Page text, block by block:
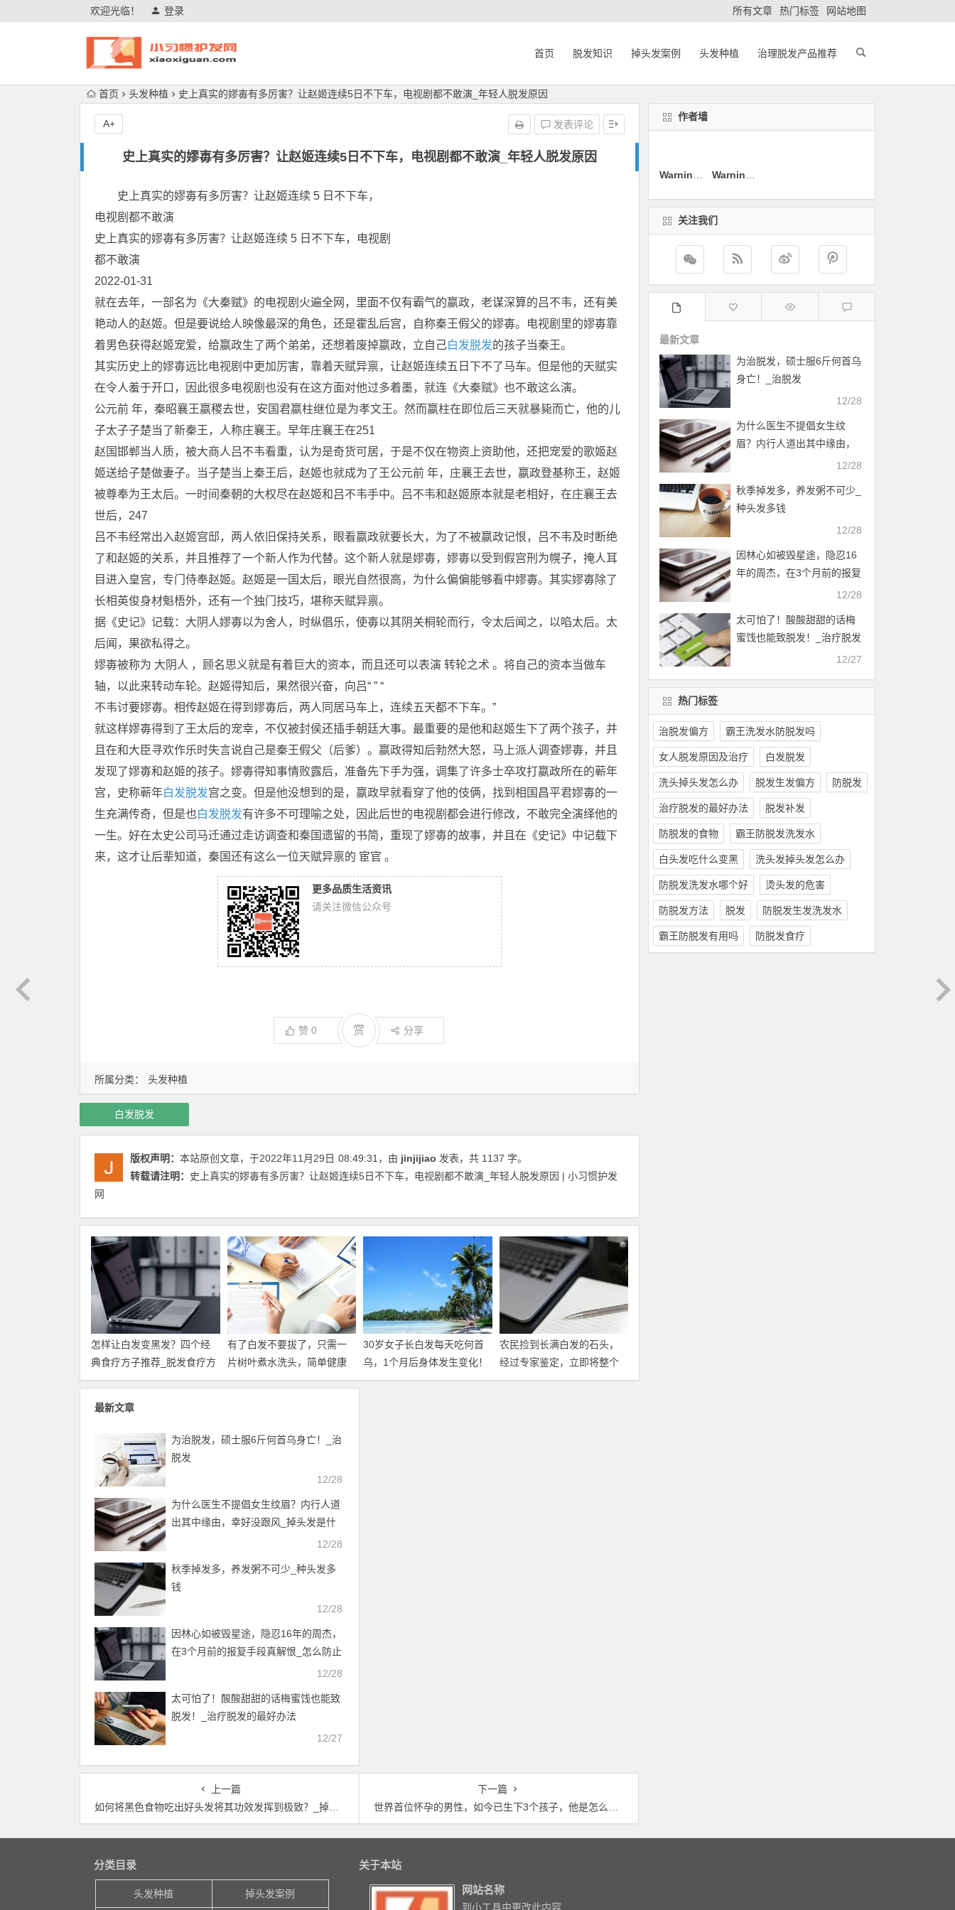
欢迎光临！ 登录 所有文章 热门标签 网站地图
首页 脱发知识 掉头发案例 头发种植 治理脱发产品推荐
首页 头发种植 史上真实的嫪毐有多厉害？让赵姬连续5日不下车，电视剧都不敢演_年轻人脱发原因
史上真实的嫪毐有多厉害？让赵姬连续5日不下车，电视剧都不敢演_年轻人脱发原因
发表评论
A+
所属分类： 头发种植
史上真实的嫪毐有多厉害？让赵姬连续 5 日不下车，
电视剧都不敢演
史上真实的嫪毐有多厉害？让赵姬连续 5 日不下车，电视剧
都不敢演
2022-01-31
就在去年，一部名为《大秦赋》的电视剧火遍全网，里面不仅有霸气的嬴政，老谋深算的吕不韦，还有美
艳动人的赵姬。但是要说给人映像最深的角色，还是霍乱后宫，自称秦王假父的嫪毐。电视剧里的嫪毐靠
着男色获得赵姬宠爱，给嬴政生了两个弟弟，还想着废掉嬴政，立自己白发脱发的孩子当秦王。
其实历史上的嫪毐远比电视剧中更加厉害，靠着天赋异禀，让赵姬连续五日下不了马车。但是他的天赋实
在令人羞于开口，因此很多电视剧也没有在这方面对他过多着墨，就连《大秦赋》也不敢这么演。
公元前 年，秦昭襄王嬴稷去世，安国君嬴柱继位是为孝文王。然而嬴柱在即位后三天就暴毙而亡，他的儿
子太子子楚当了新秦王，人称庄襄王。早年庄襄王在251
赵国邯郸当人质，被大商人吕不韦看重，认为是奇货可居，于是不仅在物资上资助他，还把宠爱的歌姬赵
姬送给子楚做妻子。当子楚当上秦王后，赵姬也就成为了王公元前 年，庄襄王去世，嬴政登基称王，赵姬
被尊奉为王太后。一时间秦朝的大权尽在赵姬和吕不韦手中。吕不韦和赵姬原本就是老相好，在庄襄王去
世后，247
吕不韦经常出入赵姬宫邸，两人依旧保持关系，眼看嬴政就要长大，为了不被嬴政记恨，吕不韦及时断绝
了和赵姬的关系，并且推荐了一个新人作为代替。这个新人就是嫪毐，嫪毐以受到假宫刑为幌子，掩人耳
目进入皇宫，专门侍奉赵姬。赵姬是一国太后，眼光自然很高，为什么偏偏能够看中嫪毐。其实嫪毐除了
长相英俊身材魁梧外，还有一个独门技巧，堪称天赋异禀。
据《史记》记载：大阴人嫪毐以为舍人，时纵倡乐，使毐以其阴关桐轮而行，令太后闻之，以啗太后。太
后闻，果欲私得之。
嫪毐被称为 大阴人 ，顾名思义就是有着巨大的资本，而且还可以表演 转轮之术 。将自己的资本当做车
轴，以此来转动车轮。赵姬得知后，果然很兴奋，向吕“ ” “
不韦讨要嫪毐。相传赵姬在得到嫪毐后，两人同居马车上，连续五天都不下车。”
就这样嫪毐得到了王太后的宠幸，不仅被封侯还插手朝廷大事。最重要的是他和赵姬生下了两个孩子，并
且在和大臣寻欢作乐时失言说自己是秦王假父（后爹）。嬴政得知后勃然大怒，马上派人调查嫪毐，并且
发现了嫪毐和赵姬的孩子。嫪毐得知事情败露后，准备先下手为强，调集了许多士卒攻打嬴政所在的蕲年
宫，史称蕲年白发脱发宫之变。但是他没想到的是，嬴政早就看穿了他的伎俩，找到相国昌平君嫪毐的一
生充满传奇，但是也白发脱发有许多不可理喻之处，因此后世的电视剧都会进行修改，不敢完全演绎他的
一生。好在太史公司马迁通过走访调查和秦国遗留的书简，重现了嫪毐的故事，并且在《史记》中记载下
来，这才让后辈知道，秦国还有这么一位天赋异禀的 宦官 。
更多品质生活资讯
请关注微信公众号
赞 0 赏 分享
白发脱发
版权声明： 本站原创文章，于2022年11月29日 08:49:31，由 jinjijiao 发表，共 1137 字。
转载请注明： 史上真实的嫪毐有多厉害？让赵姬连续5日不下车，电视剧都不敢演_年轻人脱发原因 | 小习惯护发
网
怎样让白发变黑发？四个经
典食疗方子推荐_脱发食疗方
有了白发不要拔了，只需一
片树叶煮水洗头，简单健康
效果还好！_白发脱发
30岁女子长白发每天吃何首
乌，1个月后身体发生变化！
_白发脱发
农民捡到长满白发的石头，
经过专家鉴定，立即将整个
村子封锁_白发脱发
最新文章
为治脱发，硕士服6斤何首乌身亡！_治
脱发
12/28
为什么医生不提倡女生纹眉？内行人道
出其中缘由，幸好没跟风_掉头发是什
12/28
秋季掉发多，养发粥不可少_种头发多
钱
12/28
因林心如被毁星途，隐忍16年的周杰，
在3个月前的报复手段真解恨_怎么防止
12/28
太可怕了！酸酸甜甜的话梅蜜饯也能致
脱发！_治疗脱发的最好办法
12/27
上一篇
如何将黑色食物吃出好头发将其功效发挥到极致？_掉头发是什么原因
下一篇
世界首位怀孕的男性，如今已生下3个孩子，他是怎么做到的？_男性脱发
作者墙
Warning : sprintf(): Too few arguments in
Warning
关注我们
最新文章
为治脱发，硕士服6斤何首乌
身亡！_治脱发
12/28
为什么医生不提倡女生纹
眉？内行人道出其中缘由，
幸好没跟风_掉头发是什么原
12/28
秋季掉发多，养发粥不可少_
种头发多钱
12/28
因林心如被毁星途，隐忍16
年的周杰，在3个月前的报复
手段真解恨_怎么防止脱发12/28
太可怕了！酸酸甜甜的话梅
蜜饯也能致脱发！_治疗脱发
12/27
热门标签
治脱发偏方 霸王洗发水防脱发吗
女人脱发原因及治疗 白发脱发
洗头掉头发怎么办 脱发生发偏方 防脱发
治疗脱发的最好办法 脱发补发
防脱发的食物 霸王防脱发洗发水
白头发吃什么变黑 洗头发掉头发怎么办
防脱发洗发水哪个好 烫头发的危害
防脱发方法 脱发 防脱发生发洗发水
霸王防脱发有用吗 防脱发食疗
分类目录
头发种植 掉头发案例
关于本站
网站名称
到小工具中更改此内容